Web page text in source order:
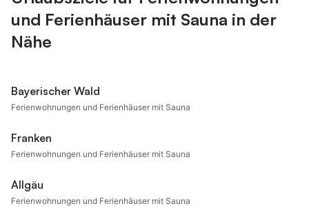
und Ferienhäuser mit Sauna in der
Nähe
Bayerischer Wald
Ferienwohnungen und Ferienhäuser mit Sauna
Franken
Ferienwohnungen und Ferienhäuser mit Sauna
Allgäu
Ferienwohnungen und Ferienhäuser mit Sauna